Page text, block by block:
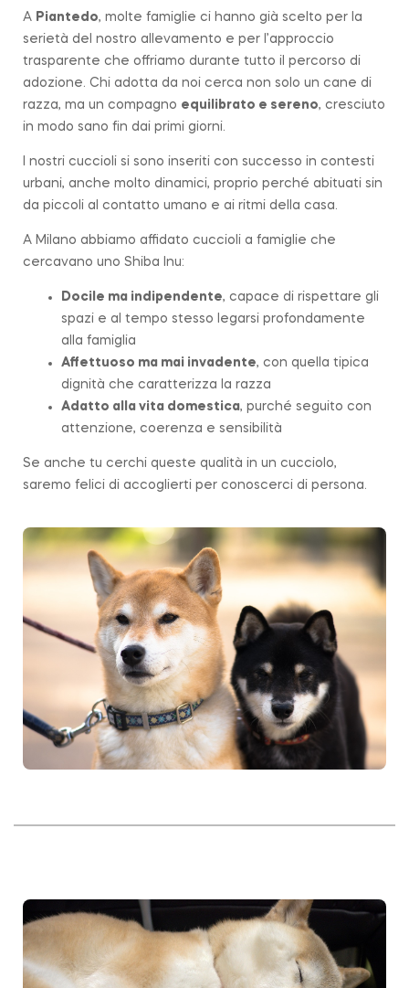
A Piantedo, molte famiglie ci hanno già scelto per la
serietà del nostro allevamento e per l’approccio
trasparente che offriamo durante tutto il percorso di
adozione. Chi adotta da noi cerca non solo un cane di
razza, ma un compagno equilibrato e sereno, cresciuto
in modo sano fin dai primi giorni.
I nostri cuccioli si sono inseriti con successo in contesti
urbani, anche molto dinamici, proprio perché abituati sin
da piccoli al contatto umano e ai ritmi della casa.
A Milano abbiamo affidato cuccioli a famiglie che
cercavano uno Shiba Inu:
Docile ma indipendente, capace di rispettare gli
spazi e al tempo stesso legarsi profondamente
alla famiglia
Affettuoso ma mai invadente, con quella tipica
dignità che caratterizza la razza
Adatto alla vita domestica, purché seguito con
attenzione, coerenza e sensibilità
Se anche tu cerchi queste qualità in un cucciolo,
saremo felici di accoglierti per conoscerci di persona.